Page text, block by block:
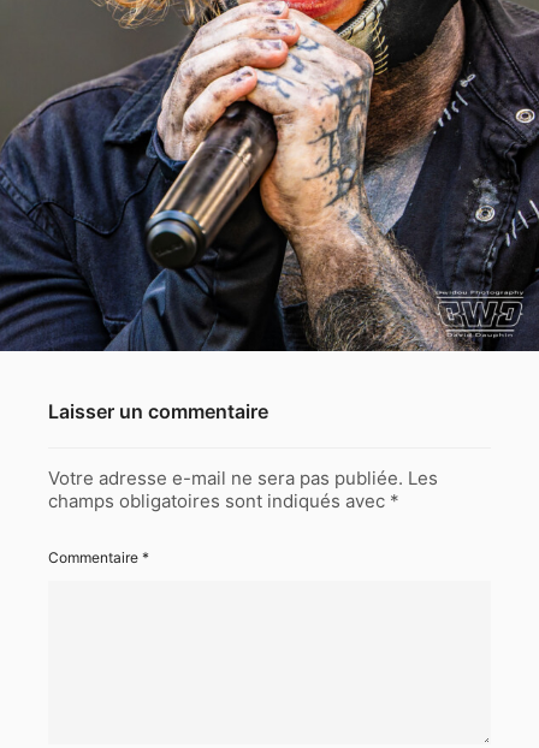
Laisser un commentaire
Votre adresse e-mail ne sera pas publiée. Les
champs obligatoires sont indiqués avec *
Commentaire *